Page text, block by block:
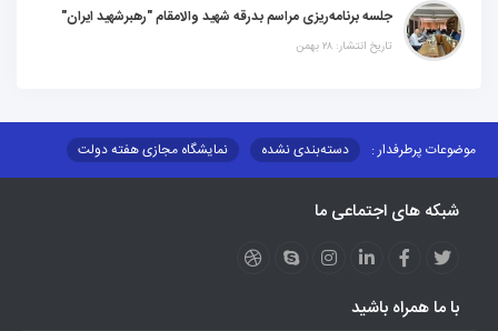
جلسه برنامه‌ریزی مراسم بدرقه شهید والامقام "رهبرشهید ایران"
تاریخ انتشار: ۲۸ بهمن
موضوعات پرطرفدار : دسته‌بندی نشده
نمایشگاه مجازی هفته دولت
مزایدات و مناقصات
محتوای کانون توسعه
عملکردها
عشایر استان
طرح و برنامه
روند ساماندهی عشایر داوطلب اسکان
شبکه های اجتماعی ما
با ما همراه باشید